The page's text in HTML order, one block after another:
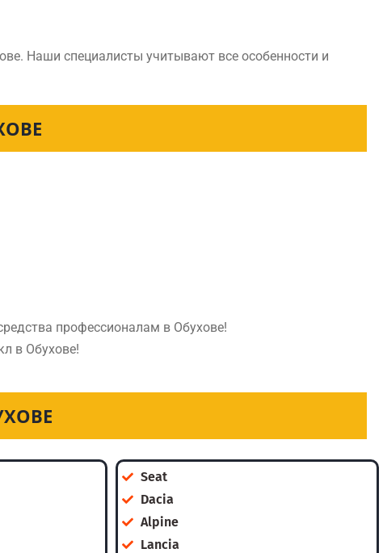
Наши специалисты учитывают все особенности и
профессионалам в Обухове!
в Обухове!
Seat
Dacia
Alpine
Lancia